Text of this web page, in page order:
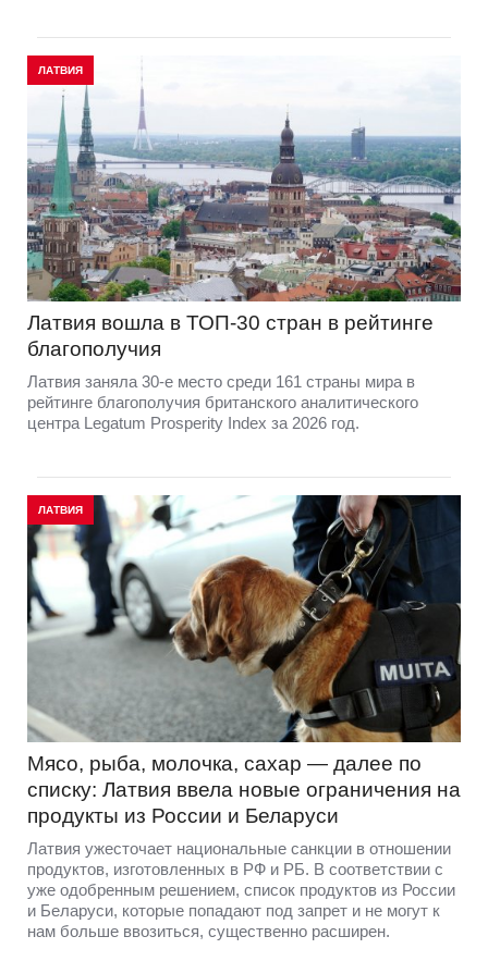
ЛАТВИЯ
Латвия вошла в ТОП-30 стран в рейтинге
благополучия
Латвия заняла 30-е место среди 161 страны мира в
рейтинге благополучия британского аналитического
центра Legatum Prosperity Index за 2026 год.
ЛАТВИЯ
Мясо, рыба, молочка, сахар — далее по
списку: Латвия ввела новые ограничения на
продукты из России и Беларуси
Латвия ужесточает национальные санкции в отношении
продуктов, изготовленных в РФ и РБ. В соответствии с
уже одобренным решением, список продуктов из России
и Беларуси, которые попадают под запрет и не могут к
нам больше ввозиться, существенно расширен.